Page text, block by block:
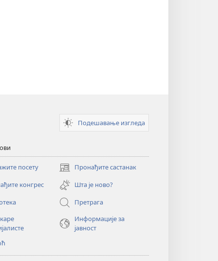
Подешавање изгледа
посету Пронађите састанак
(отвара
нови
прозор)
конгрес
Шта је ново?
Претрага
Информације за
јавност